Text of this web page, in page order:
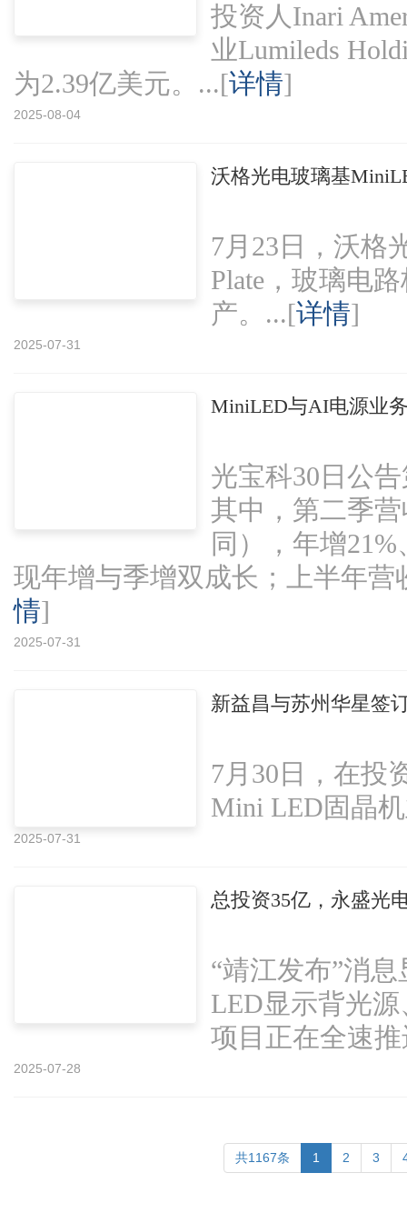
投资人Inari
业Lumileds
为2.39亿美元。...[详情]
2025-08-04
沃格光电玻璃基
7月23日，沃格
Plate，玻璃电
产。...[详情]
2025-07-31
MiniLED与AI电源业
光宝科30日公
其中，第二季
同），年增
现年增与季增双成长；上半年营
情]
2025-07-31
新益昌与苏州华星签
7月30日，在投
Mini LED固晶
2025-07-31
总投资35亿，永盛光
“靖江发布”消
LED显示背光
项目正在全速
2025-07-28
共1167条 1 2 3